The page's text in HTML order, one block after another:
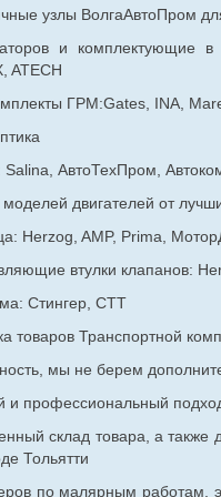
узлы ВолгаАвтоПром
и комплектующие
ATECH
ГРМ:Gates, INA,
Salina, АвтоТехПром,
двигателей от
Herzog, AMP, Prima,
втулки клапанов:
Стингер, СТТ
товаров Транспортной
мы не берем
и профессиональный
склад товара, а также
Тольятти
по малярным работам,